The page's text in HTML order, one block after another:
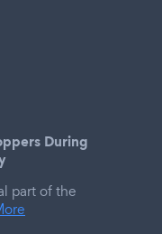
During
part of the